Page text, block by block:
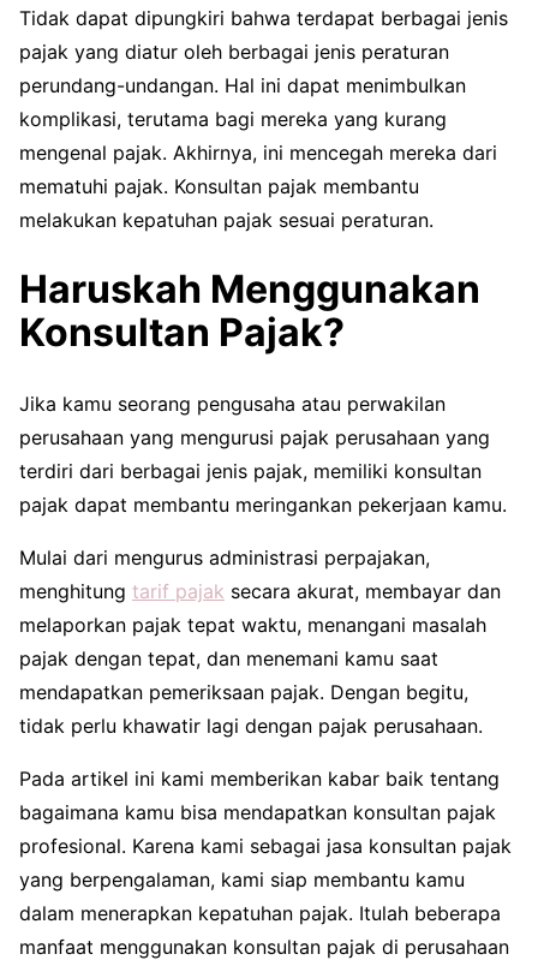
Tidak dapat dipungkiri bahwa terdapat berbagai jenis
pajak yang diatur oleh berbagai jenis peraturan
perundang-undangan. Hal ini dapat menimbulkan
komplikasi, terutama bagi mereka yang kurang
mengenal pajak. Akhirnya, ini mencegah mereka dari
mematuhi pajak. Konsultan pajak membantu
melakukan kepatuhan pajak sesuai peraturan.
Haruskah Menggunakan
Konsultan Pajak?
Jika kamu seorang pengusaha atau perwakilan
perusahaan yang mengurusi pajak perusahaan yang
terdiri dari berbagai jenis pajak, memiliki konsultan
pajak dapat membantu meringankan pekerjaan kamu.
Mulai dari mengurus administrasi perpajakan,
menghitung tarif pajak secara akurat, membayar dan
melaporkan pajak tepat waktu, menangani masalah
pajak dengan tepat, dan menemani kamu saat
mendapatkan pemeriksaan pajak. Dengan begitu,
tidak perlu khawatir lagi dengan pajak perusahaan.
Pada artikel ini kami memberikan kabar baik tentang
bagaimana kamu bisa mendapatkan konsultan pajak
profesional. Karena kami sebagai jasa konsultan pajak
yang berpengalaman, kami siap membantu kamu
dalam menerapkan kepatuhan pajak. Itulah beberapa
manfaat menggunakan konsultan pajak di perusahaan